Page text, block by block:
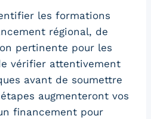
les formations
régional, de
pertinente pour les
vérifier attentivement
avant de soumettre
augmenteront vos
financement pour